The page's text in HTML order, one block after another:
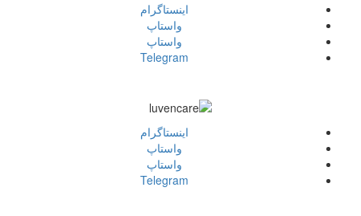
اينستاگرام
واستاپ
واستاپ
Telegram
اينستاگرام
واستاپ
واستاپ
Telegram